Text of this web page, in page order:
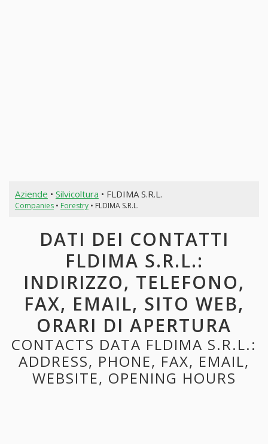
Aziende • Silvicoltura • FLDIMA S.R.L.
Companies• Forestry• FLDIMA S.R.L.
DATI DEI CONTATTI
FLDIMA S.R.L.:
INDIRIZZO, TELEFONO,
FAX, EMAIL, SITO WEB,
ORARI DI APERTURA
CONTACTS DATA FLDIMA S.R.L.:
ADDRESS, PHONE, FAX, EMAIL,
WEBSITE, OPENING HOURS